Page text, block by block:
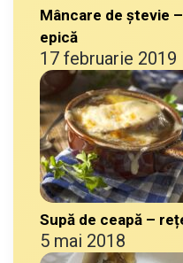
Mâncare de ștevie
epică
17 februarie 2019
Supă de ceapă –
5 mai 2018